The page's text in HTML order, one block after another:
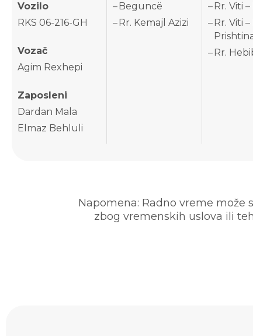
Vozilo
RKS 06-216-GH
Vozač
Agim Rexhepi
Zaposleni
Dardan Mala
Elmaz Behluli
Beguncë
Rr. Kemajl Azizi
Rr. Viti
Rr. Viti –
Rr.
Napomena: Radno vreme
zbog vremenskih uslova ili